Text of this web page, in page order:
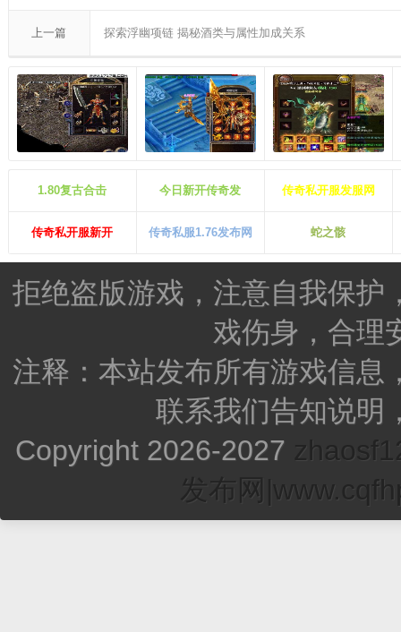
上一篇 探索浮幽项链 揭秘酒类与属性加成关系
1.80复古合击 今日新开传奇发 传奇私开服发服网
传奇私开服新开 传奇私服1.76发布网 蛇之骸
拒绝盗版游戏，注意自我保护
戏伤身，合理
注释：本站发布所有游戏信息
联系我们告知说明
Copyright 2026-2027
发布网